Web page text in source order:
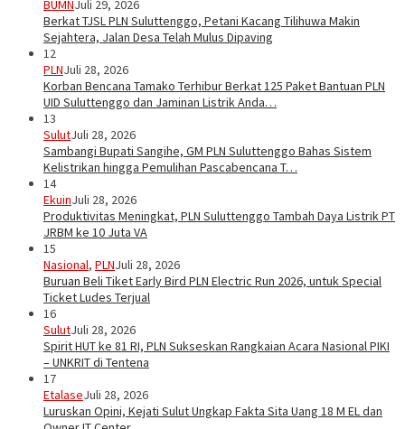
BUMNJuli 29, 2026
Berkat TJSL PLN Suluttenggo, Petani Kacang Tilihuwa Makin
Sejahtera, Jalan Desa Telah Mulus Dipaving
12
PLNJuli 28, 2026
Korban Bencana Tamako Terhibur Berkat 125 Paket Bantuan PLN
UID Suluttenggo dan Jaminan Listrik Anda…
13
SulutJuli 28, 2026
Sambangi Bupati Sangihe, GM PLN Suluttenggo Bahas Sistem
Kelistrikan hingga Pemulihan Pascabencana T…
14
EkuinJuli 28, 2026
Produktivitas Meningkat, PLN Suluttenggo Tambah Daya Listrik PT
JRBM ke 10 Juta VA
15
Nasional, PLNJuli 28, 2026
Buruan Beli Tiket Early Bird PLN Electric Run 2026, untuk Special
Ticket Ludes Terjual
16
SulutJuli 28, 2026
Spirit HUT ke 81 RI, PLN Sukseskan Rangkaian Acara Nasional PIKI
– UNKRIT di Tentena
17
EtalaseJuli 28, 2026
Luruskan Opini, Kejati Sulut Ungkap Fakta Sita Uang 18 M EL dan